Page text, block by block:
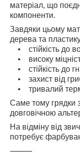
матеріал, що
компоненти.
Завдяки цьому
дерева та
• стійкість до
• високу
• стійкість до
• захист від
• тривалий
Саме тому грядки
довговічною
На відміну від
потребує
⸻